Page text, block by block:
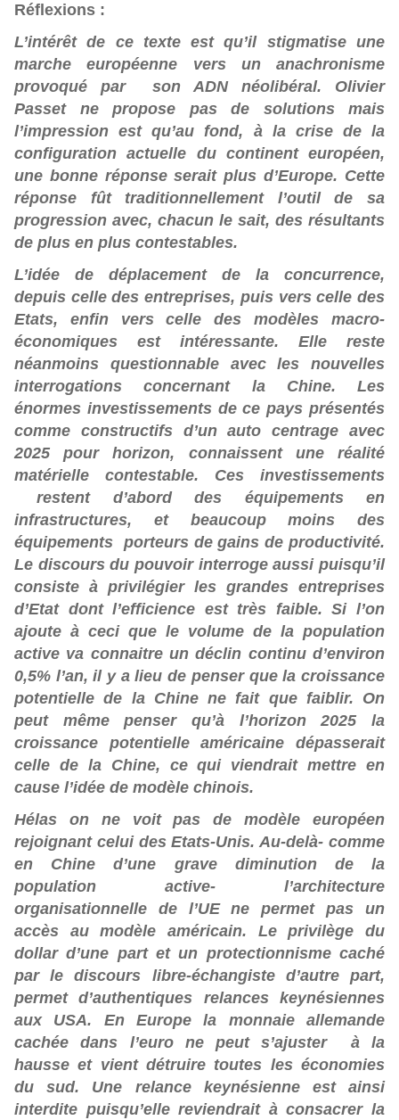
Réflexions :
L’intérêt de ce texte est qu’il stigmatise une
marche européenne vers un anachronisme
provoqué par son ADN néolibéral. Olivier
Passet ne propose pas de solutions mais
l’impression est qu’au fond, à la crise de la
configuration actuelle du continent européen,
une bonne réponse serait plus d’Europe. Cette
réponse fût traditionnellement l’outil de sa
progression avec, chacun le sait, des résultants
de plus en plus contestables.
L’idée de déplacement de la concurrence,
depuis celle des entreprises, puis vers celle des
Etats, enfin vers celle des modèles macro-
économiques est intéressante. Elle reste
néanmoins questionnable avec les nouvelles
interrogations concernant la Chine. Les
énormes investissements de ce pays présentés
comme constructifs d’un auto centrage avec
2025 pour horizon, connaissent une réalité
matérielle contestable. Ces investissements
restent d’abord des équipements en
infrastructures, et beaucoup moins des
équipements porteurs de gains de productivité.
Le discours du pouvoir interroge aussi puisqu’il
consiste à privilégier les grandes entreprises
d’Etat dont l’efficience est très faible. Si l’on
ajoute à ceci que le volume de la population
active va connaitre un déclin continu d’environ
0,5% l’an, il y a lieu de penser que la croissance
potentielle de la Chine ne fait que faiblir. On
peut même penser qu’à l’horizon 2025 la
croissance potentielle américaine dépasserait
celle de la Chine, ce qui viendrait mettre en
cause l’idée de modèle chinois.
Hélas on ne voit pas de modèle européen
rejoignant celui des Etats-Unis. Au-delà- comme
en Chine d’une grave diminution de la
population active- l’architecture
organisationnelle de l’UE ne permet pas un
accès au modèle américain. Le privilège du
dollar d’une part et un protectionnisme caché
par le discours libre-échangiste d’autre part,
permet d’authentiques relances keynésiennes
aux USA. En Europe la monnaie allemande
cachée dans l’euro ne peut s’ajuster à la
hausse et vient détruire toutes les économies
du sud. Une relance keynésienne est ainsi
interdite puisqu’elle reviendrait à consacrer la